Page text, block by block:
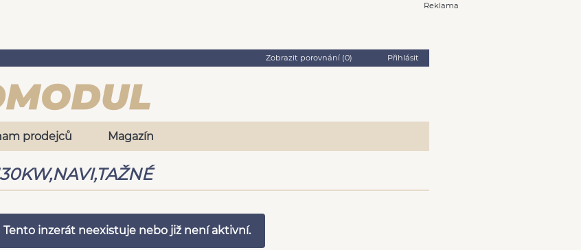
Reklama
Zobrazit porovnání (0) Přihlásit
prodejců Magazín
Tento inzerát neexistuje nebo již není aktivní.